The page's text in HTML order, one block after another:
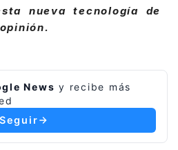
nueva tecnología de
News y recibe más
Seguir